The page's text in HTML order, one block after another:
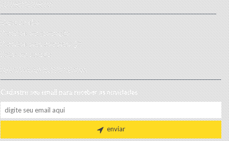
ATENDIMENTO
Mapa do site
Produtos em promoção
Produtos para comparar (0)
Entre em contato
RECEBA AS NOVIDADES!
Cadastre seu email para receber as novidades
enviar